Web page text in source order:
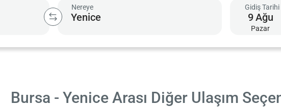
Nereye Gidiş Tarihi
9Ağu
Pazar
Bursa - Yenice Arası Diğer Ulaşım